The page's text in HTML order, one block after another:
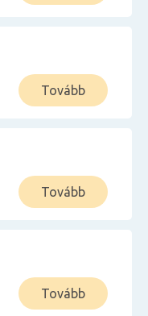
Tovább
Tovább
Tovább